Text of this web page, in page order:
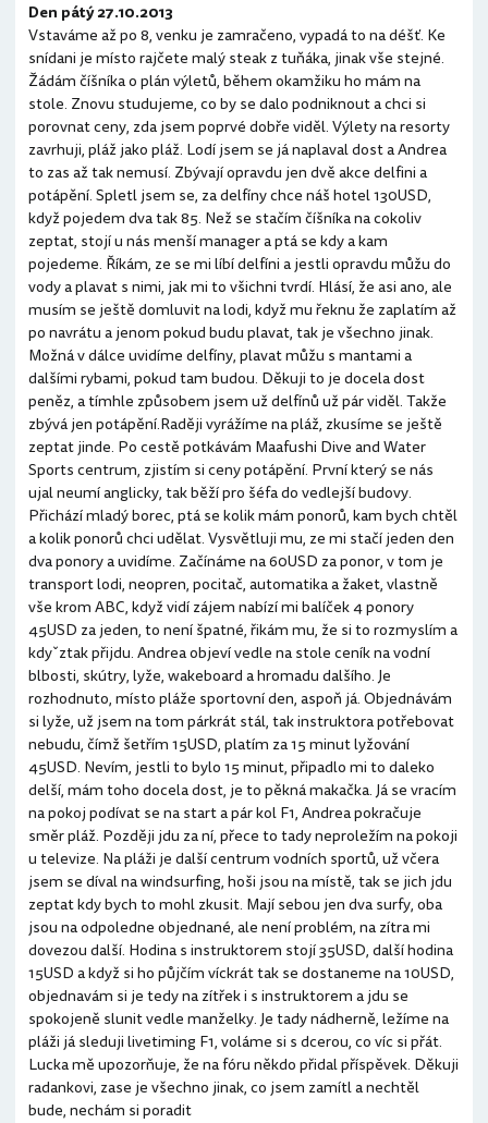
Den pátý 27.10.2013
Vstaváme až po 8, venku je zamračeno, vypadá to na déšť. Ke
snídani je místo rajčete malý steak z tuňáka, jinak vše stejné.
Žádám číšníka o plán výletů, během okamžiku ho mám na
stole. Znovu studujeme, co by se dalo podniknout a chci si
porovnat ceny, zda jsem poprvé dobře viděl. Výlety na resorty
zavrhuji, pláž jako pláž. Lodí jsem se já naplaval dost a Andrea
to zas až tak nemusí. Zbývají opravdu jen dvě akce delfini a
potápění. Spletl jsem se, za delfíny chce náš hotel 130USD,
když pojedem dva tak 85. Než se stačím číšníka na cokoliv
zeptat, stojí u nás menší manager a ptá se kdy a kam
pojedeme. Říkám, ze se mi líbí delfíni a jestli opravdu můžu do
vody a plavat s nimi, jak mi to všichni tvrdí. Hlásí, že asi ano, ale
musím se ještě domluvit na lodi, když mu řeknu že zaplatím až
po navrátu a jenom pokud budu plavat, tak je všechno jinak.
Možná v dálce uvidíme delfíny, plavat můžu s mantami a
dalšími rybami, pokud tam budou. Děkuji to je docela dost
peněz, a tímhle způsobem jsem už delfínů už pár viděl. Takže
zbývá jen potápění.Raději vyrážíme na pláž, zkusíme se ještě
zeptat jinde. Po cestě potkávám Maafushi Dive and Water
Sports centrum, zjistím si ceny potápění. První který se nás
ujal neumí anglicky, tak běží pro šéfa do vedlejší budovy.
Přichází mladý borec, ptá se kolik mám ponorů, kam bych chtěl
a kolik ponorů chci udělat. Vysvětluji mu, ze mi stačí jeden den
dva ponory a uvidíme. Začínáme na 60USD za ponor, v tom je
transport lodi, neopren, pocitač, automatika a žaket, vlastně
vše krom ABC, když vidí zájem nabízí mi balíček 4 ponory
45USD za jeden, to není špatné, řikám mu, že si to rozmyslím a
kdyˇztak přijdu. Andrea objeví vedle na stole ceník na vodní
blbosti, skútry, lyže, wakeboard a hromadu dalšího. Je
rozhodnuto, místo pláže sportovní den, aspoň já. Objednávám
si lyže, už jsem na tom párkrát stál, tak instruktora potřebovat
nebudu, čímž šetřím 15USD, platím za 15 minut lyžování
45USD. Nevím, jestli to bylo 15 minut, připadlo mi to daleko
delší, mám toho docela dost, je to pěkná makačka. Já se vracím
na pokoj podívat se na start a pár kol F1, Andrea pokračuje
směr pláž. Později jdu za ní, přece to tady neproležím na pokoji
u televize. Na pláži je další centrum vodních sportů, už včera
jsem se díval na windsurfing, hoši jsou na místě, tak se jich jdu
zeptat kdy bych to mohl zkusit. Mají sebou jen dva surfy, oba
jsou na odpoledne objednané, ale není problém, na zítra mi
dovezou další. Hodina s instruktorem stojí 35USD, další hodina
15USD a když si ho půjčím víckrát tak se dostaneme na 10USD,
objednavám si je tedy na zítřek i s instruktorem a jdu se
spokojeně slunit vedle manželky. Je tady nádherně, ležíme na
pláži já sleduji livetiming F1, voláme si s dcerou, co víc si přát.
Lucka mě upozorňuje, že na fóru někdo přidal příspěvek. Děkuji
radankovi, zase je všechno jinak, co jsem zamítl a nechtěl
bude, nechám si poradit